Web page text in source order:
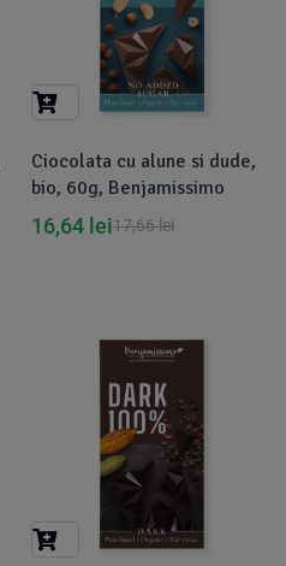
Ciocolata cu alune si dude,
bio, 60g, Benjamissimo
17,66lei
16,64 lei